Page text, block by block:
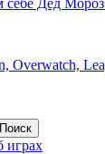
себе Дед
Overwatch,
играх